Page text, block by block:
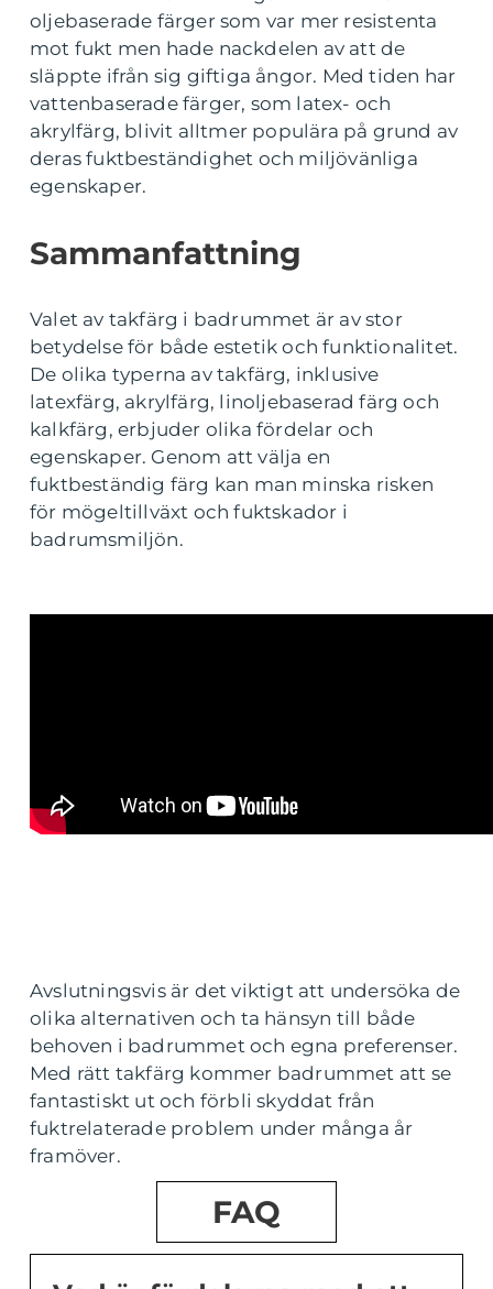
oljebaserade färger som var mer resistenta
mot fukt men hade nackdelen av att de
släppte ifrån sig giftiga ångor. Med tiden har
vattenbaserade färger, som latex- och
akrylfärg, blivit alltmer populära på grund av
deras fuktbeständighet och miljövänliga
egenskaper.
Sammanfattning
Valet av takfärg i badrummet är av stor
betydelse för både estetik och funktionalitet.
De olika typerna av takfärg, inklusive
latexfärg, akrylfärg, linoljebaserad färg och
kalkfärg, erbjuder olika fördelar och
egenskaper. Genom att välja en
fuktbeständig färg kan man minska risken
för mögeltillväxt och fuktskador i
badrumsmiljön.
Avslutningsvis är det viktigt att undersöka de
olika alternativen och ta hänsyn till både
behoven i badrummet och egna preferenser.
Med rätt takfärg kommer badrummet att se
fantastiskt ut och förbli skyddat från
fuktrelaterade problem under många år
framöver.
FAQ